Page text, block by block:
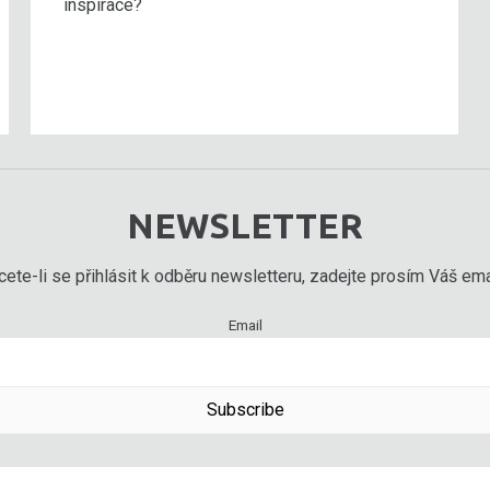
inspirace?
NEWSLETTER
li se přihlásit k odběru newsletteru, zadejte prosím Váš
Email
Subscribe